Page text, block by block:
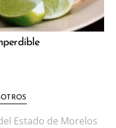
Estado de Morelos